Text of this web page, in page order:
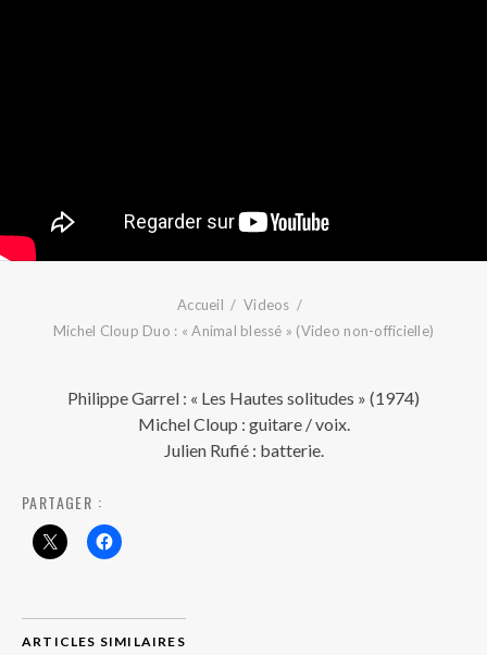
Accueil
Videos
Michel Cloup Duo : « Animal blessé » (Video non-officielle)
Philippe Garrel : « Les Hautes solitudes » (1974)
Michel Cloup : guitare / voix.
Julien Rufié : batterie.
PARTAGER :
ARTICLES SIMILAIRES